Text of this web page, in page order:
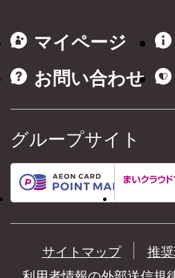
マイページ
お問い合わせ
グループサイト
サイトマップ 推